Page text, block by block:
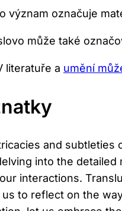
význam označuje
může také
literatuře a umění
and
into the
interactions.
to reflect on the